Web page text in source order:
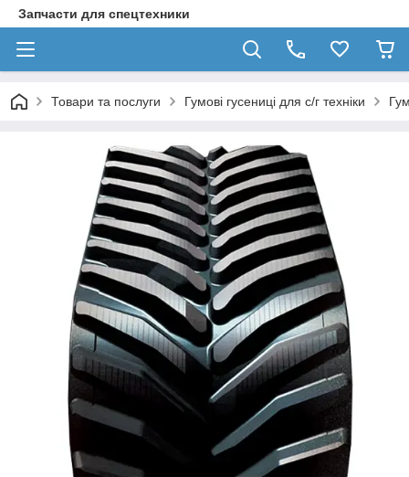
Запчасти для спецтехники
Товари та послуги Гумові гусениці для с/г техніки